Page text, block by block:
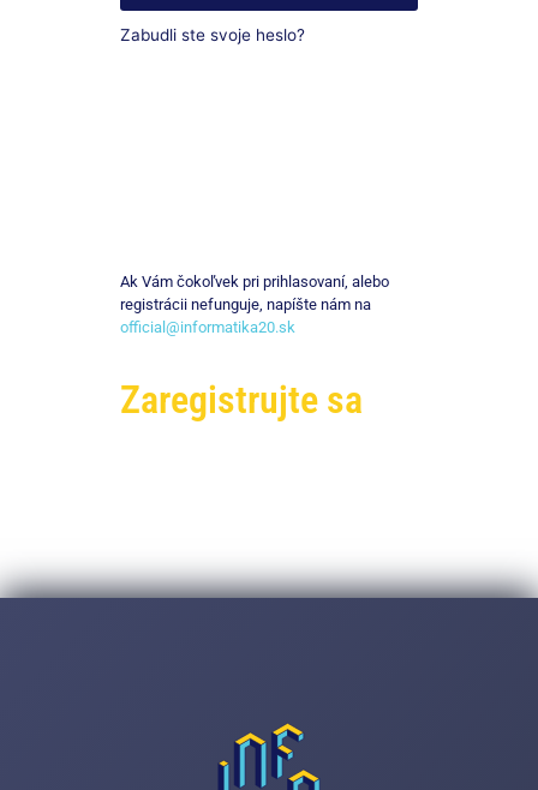
Zabudli ste svoje heslo?
Ak Vám čokoľvek pri prihlasovaní, alebo
registrácii nefunguje, napíšte nám na
official@informatika20.sk
Zaregistrujte sa